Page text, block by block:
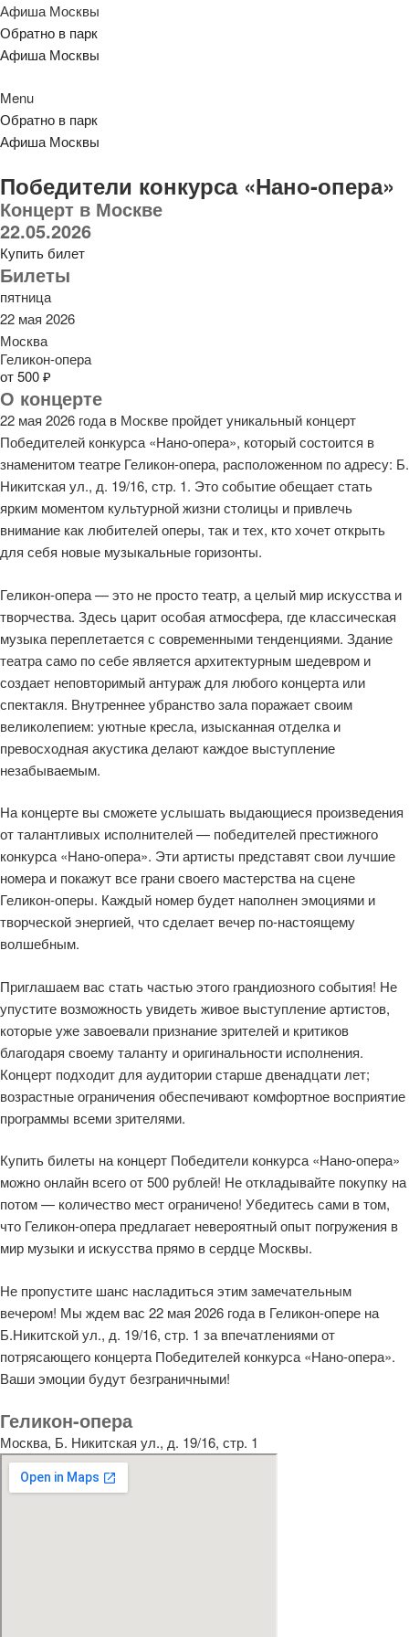
Афиша Москвы
Обратно в парк
Афиша Москвы
Menu
Обратно в парк
Афиша Москвы
Победители конкурса «Нано-опера»
Концерт в Москве
22.05.2026
Купить билет
Билеты
пятница
22 мая 2026
Москва
Геликон-опера
от 500 ₽
О концерте
22 мая 2026 года в Москве пройдет уникальный концерт
Победителей конкурса «Нано-опера», который состоится в
знаменитом театре Геликон-опера, расположенном по адресу: Б.
Никитская ул., д. 19/16, стр. 1. Это событие обещает стать
ярким моментом культурной жизни столицы и привлечь
внимание как любителей оперы, так и тех, кто хочет открыть
для себя новые музыкальные горизонты.
Геликон-опера — это не просто театр, а целый мир искусства и
творчества. Здесь царит особая атмосфера, где классическая
музыка переплетается с современными тенденциями. Здание
театра само по себе является архитектурным шедевром и
создает неповторимый антураж для любого концерта или
спектакля. Внутреннее убранство зала поражает своим
великолепием: уютные кресла, изысканная отделка и
превосходная акустика делают каждое выступление
незабываемым.
На концерте вы сможете услышать выдающиеся произведения
от талантливых исполнителей — победителей престижного
конкурса «Нано-опера». Эти артисты представят свои лучшие
номера и покажут все грани своего мастерства на сцене
Геликон-оперы. Каждый номер будет наполнен эмоциями и
творческой энергией, что сделает вечер по-настоящему
волшебным.
Приглашаем вас стать частью этого грандиозного события! Не
упустите возможность увидеть живое выступление артистов,
которые уже завоевали признание зрителей и критиков
благодаря своему таланту и оригинальности исполнения.
Концерт подходит для аудитории старше двенадцати лет;
возрастные ограничения обеспечивают комфортное восприятие
программы всеми зрителями.
Купить билеты на концерт Победители конкурса «Нано-опера»
можно онлайн всего от 500 рублей! Не откладывайте покупку на
потом — количество мест ограничено! Убедитесь сами в том,
что Геликон-опера предлагает невероятный опыт погружения в
мир музыки и искусства прямо в сердце Москвы.
Не пропустите шанс насладиться этим замечательным
вечером! Мы ждем вас 22 мая 2026 года в Геликон-опере на
Б.Никитской ул., д. 19/16, стр. 1 за впечатлениями от
потрясающего концерта Победителей конкурса «Нано-опера».
Ваши эмоции будут безграничными!
Геликон-опера
Москва, Б. Никитская ул., д. 19/16, стр. 1​